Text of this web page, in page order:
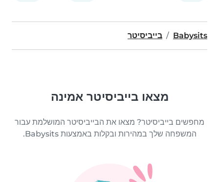
Babysits בייביסיטר
מצאו בייביסיטר אמינה
מחפשים בייביסיטר? מצאו את הבייביסיטר המושלמת עבור
המשפחה שלך במהירות ובקלות באמצעות Babysits.